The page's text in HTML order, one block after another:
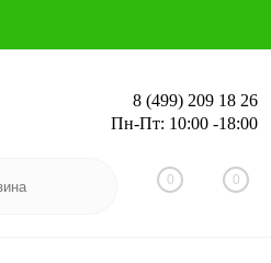
Вход Регистрация
8 (499) 209 18 26
Пн-Пт: 10:00 -18:00
0 0